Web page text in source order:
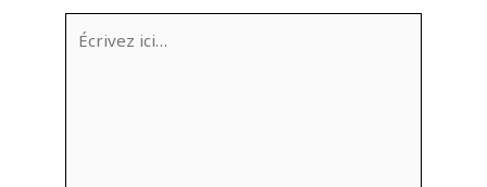
ici…